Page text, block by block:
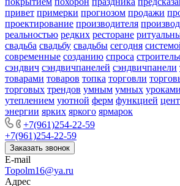
привет примерки прогнозом продажи
проектирование производителя
реальностью редких ресторане
свадьба свадьбу свадьбы сегодня
современные созданию спроса
сэндвич сэндвичпанелей сэндвичпанели
товарами товаров топка торговли
торговых трендов умным умных уроками
утеплением уютной ферм функцией
энергии ярких яркого ярмарок
+7(961)254-22-59
+7(961)254-22-59
Заказать звонок
E-mail
Topolm16@ya.ru
Адрес